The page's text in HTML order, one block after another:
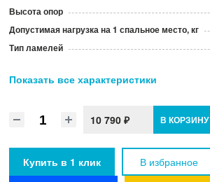
Высота опор
Допустимая нагрузка на 1 спальное место, кг
Тип ламелей
Материал ламели
Размер спального места, мм.
Вес
Показать все характеристики
10 790 ₽ В КОРЗИНУ
Купить в 1 клик
В избранное